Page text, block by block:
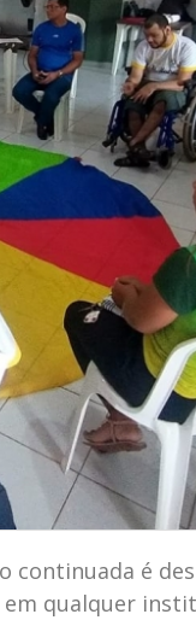
continuada é
qualquer